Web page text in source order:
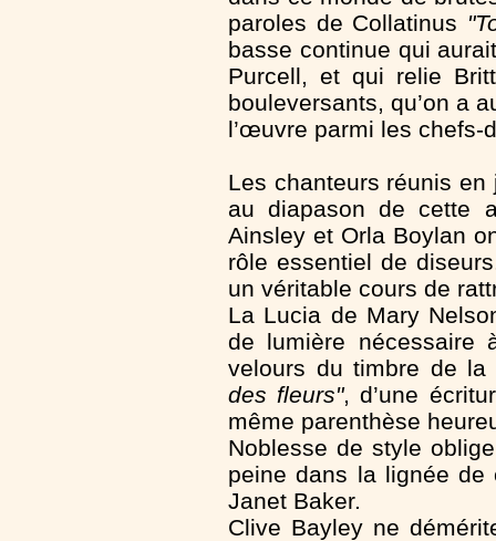
paroles de Collatinus
basse continue qui
Purcell, et qui relie
bouleversants, qu’on a
l’œuvre parmi les chefs-
Les chanteurs réunis
au diapason de cette
Ainsley et Orla Boylan
rôle essentiel de
un véritable cours de
La Lucia de Mary
de lumière nécessaire
velours du timbre de
des fleurs", d’une
même parenthèse
Noblesse de style
peine dans la lignée de
Janet Baker.
Clive Bayley ne